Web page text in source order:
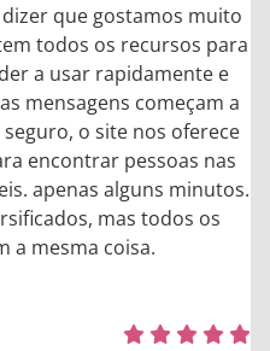
que gostamos muito
todos os recursos para
a usar rapidamente e
mensagens começam a
o site nos oferece
encontrar pessoas nas
apenas alguns minutos.
mas todos os
a mesma coisa.